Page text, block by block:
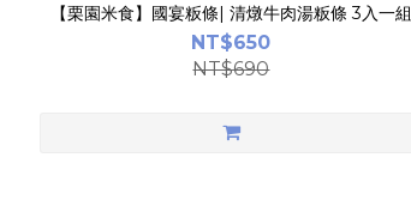
【栗園米食】國宴粄條| 清燉牛肉湯粄條 3入一組
NT$650
NT$690